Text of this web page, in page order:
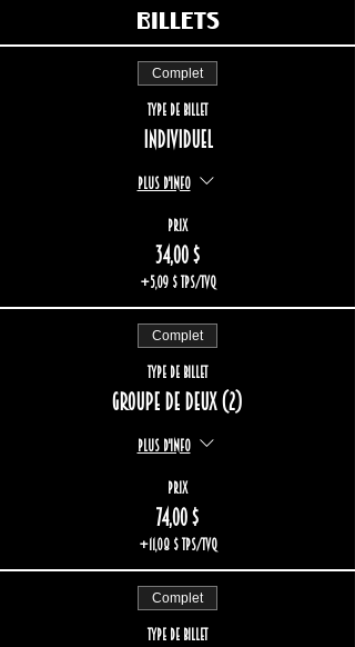
Billets
Complet
Type de billet
Individuel
Plus d'info
Prix
34,00 $
+5,09 $ TPS/TVQ
Complet
Type de billet
Groupe de deux (2)
Plus d'info
Prix
74,00 $
+11,08 $ TPS/TVQ
Complet
Type de billet